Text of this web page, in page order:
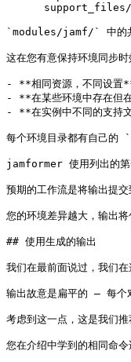
      support_files/
`modules/jamf/` 中的
这在您有意保持环境同步
- **相同资源，不同设置
- **在某些环境中存在但
- **在实例中不同的支持
每个环境目录都有自己
jamformer 使用列出的
预期的工作流是将输出
您的环境差异越大，输出
## 使用生成的输出
我们在最前面说过，我们
输出故意是扁平的 — 每
考虑到这一点，这是我们推
您在介绍中学到的相同命令